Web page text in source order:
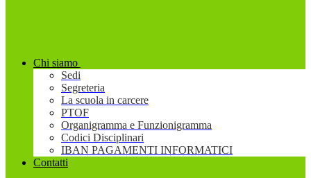
Chi siamo
Sedi
Segreteria
La scuola in carcere
PTOF
Organigramma e Funzionigramma
Codici Disciplinari
IBAN PAGAMENTI INFORMATICI
Contatti